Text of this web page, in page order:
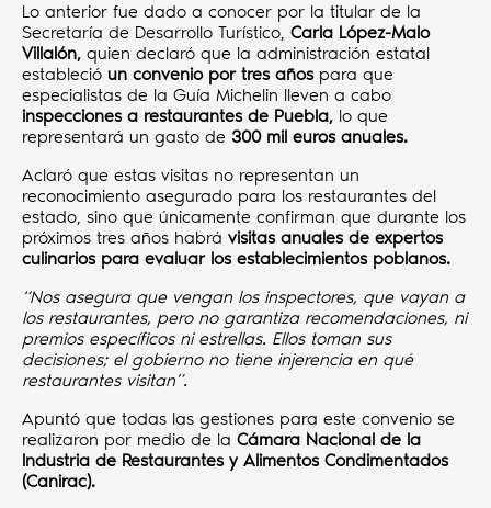
Lo anterior fue dado a conocer por la titular de la
Secretaría de Desarrollo Turístico, Carla López-Malo
Villalón, quien declaró que la administración estatal
estableció un convenio por tres años para que
especialistas de la Guía Michelin lleven a cabo
inspecciones a restaurantes de Puebla, lo que
representará un gasto de 300 mil euros anuales.
Aclaró que estas visitas no representan un
reconocimiento asegurado para los restaurantes del
estado, sino que únicamente confirman que durante los
próximos tres años habrá visitas anuales de expertos
culinarios para evaluar los establecimientos poblanos.
“Nos asegura que vengan los inspectores, que vayan a
los restaurantes, pero no garantiza recomendaciones, ni
premios específicos ni estrellas. Ellos toman sus
decisiones; el gobierno no tiene injerencia en qué
restaurantes visitan”.
Apuntó que todas las gestiones para este convenio se
realizaron por medio de la Cámara Nacional de la
Industria de Restaurantes y Alimentos Condimentados
(Canirac).